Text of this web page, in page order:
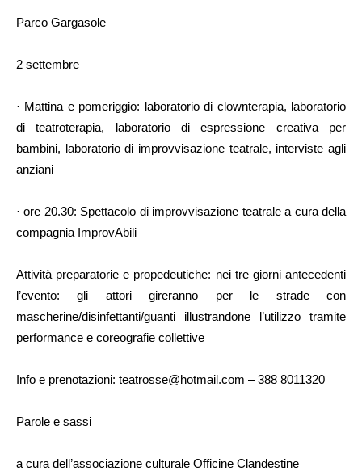
Parco Gargasole
2 settembre
· Mattina e pomeriggio: laboratorio di clownterapia, laboratorio
di teatroterapia, laboratorio di espressione creativa per
bambini, laboratorio di improvvisazione teatrale, interviste agli
anziani
· ore 20.30: Spettacolo di improvvisazione teatrale a cura della
compagnia ImprovAbili
Attività preparatorie e propedeutiche: nei tre giorni antecedenti
l’evento: gli attori gireranno per le strade con
mascherine/disinfettanti/guanti illustrandone l’utilizzo tramite
performance e coreografie collettive
Info e prenotazioni: teatrosse@hotmail.com – 388 8011320
Parole e sassi
a cura dell’associazione culturale Officine Clandestine